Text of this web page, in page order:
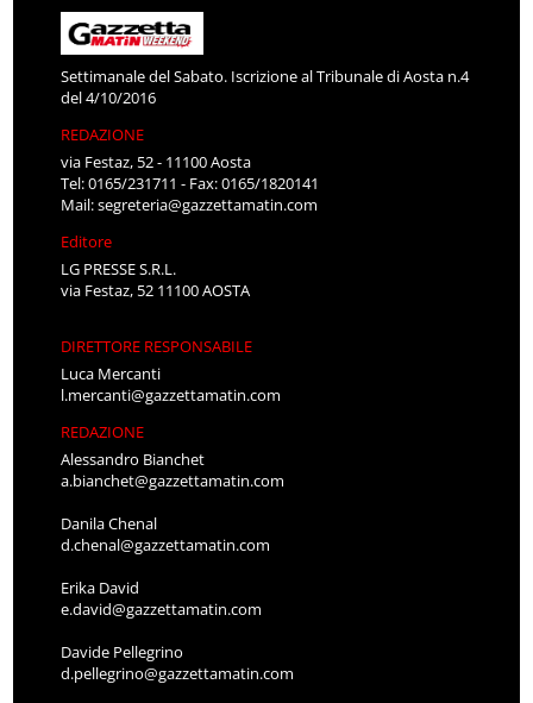
Settimanale del Sabato. Iscrizione al Tribunale di Aosta n.4
del 4/10/2016
REDAZIONE
via Festaz, 52 - 11100 Aosta
Tel: 0165/231711 - Fax: 0165/1820141
Mail:segreteria@gazzettamatin.com
Editore
LG PRESSE S.R.L.
via Festaz, 52 11100 AOSTA
DIRETTORE RESPONSABILE
Luca Mercanti
l.mercanti@gazzettamatin.com
REDAZIONE
Alessandro Bianchet
a.bianchet@gazzettamatin.com
Danila Chenal
d.chenal@gazzettamatin.com
Erika David
e.david@gazzettamatin.com
Davide Pellegrino
d.pellegrino@gazzettamatin.com